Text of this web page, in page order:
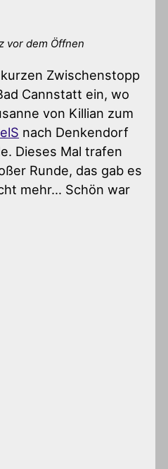
vor dem Öffnen
Zwischenstopp
Cannstatt ein, wo
von Killian zum
nach Denkendorf
Dieses Mal trafen
Runde, das gab es
mehr… Schön war